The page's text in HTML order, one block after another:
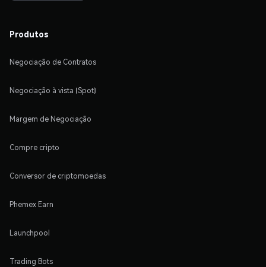
Produtos
Negociação de Contratos
Negociação à vista (Spot)
Margem de Negociação
Compre cripto
Conversor de criptomoedas
Phemex Earn
Launchpool
Trading Bots